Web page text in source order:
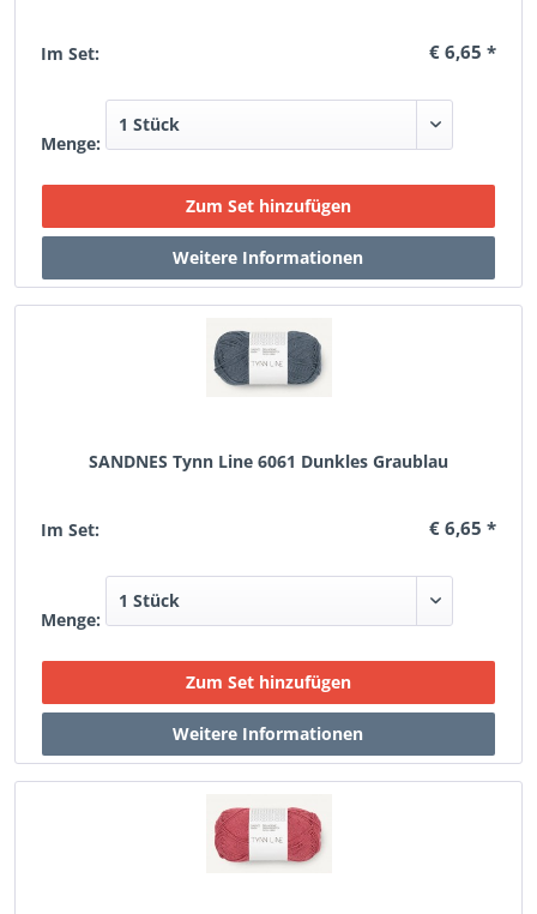
Im Set: € 6,65 *
Menge:
SANDNES Tynn Line 6061 Dunkles Graublau
Im Set: € 6,65 *
Menge: